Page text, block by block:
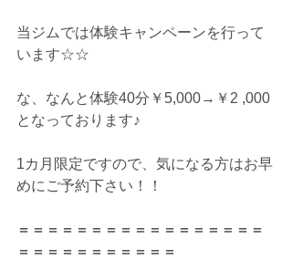
当ジムでは体験キャンペーンを行って
います☆☆
な、なんと体験40分￥5,000→￥2 ,000
となっております♪
1カ月限定ですので、気になる方はお早
めにご予約下さい！！
＝＝＝＝＝＝＝＝＝＝＝＝＝＝＝＝＝
＝＝＝＝＝＝＝＝＝＝＝